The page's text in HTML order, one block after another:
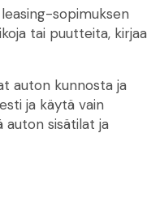
sopimuksen
tai puutteita, kirjaa
auton kunnosta ja
ja käytä vain
auton sisätilat ja